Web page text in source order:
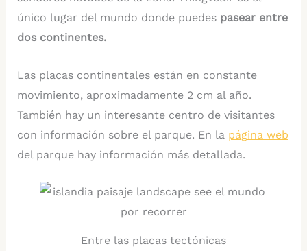
único lugar del mundo donde puedes pasear entre
dos continentes.
Las placas continentales están en constante
movimiento, aproximadamente 2 cm al año.
También hay un interesante centro de visitantes
con información sobre el parque. En la página web
del parque hay información más detallada.
Entre las placas tectónicas